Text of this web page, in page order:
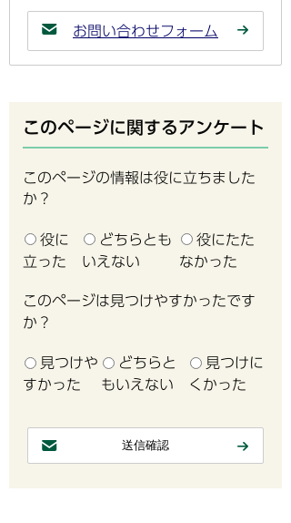
お問い合わせフォーム
このページに関するアンケート
このページの情報は役に立ちました
か？
役に
立った
どちらとも
いえない
役にたた
なかった
このページは見つけやすかったです
か？
見つけや
すかった
どちらと
もいえない
見つけに
くかった